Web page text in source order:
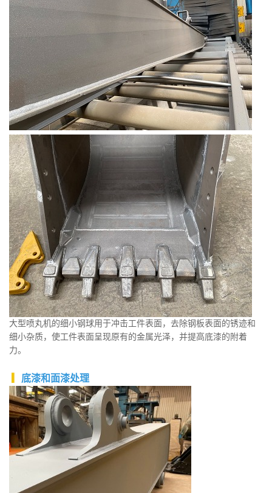
大型喷丸机的细小钢球用于冲击工件表面，去除钢板表面的锈迹和
细小杂质，使工件表面呈现原有的金属光泽，并提高底漆的附着
力。
底漆和面漆处理